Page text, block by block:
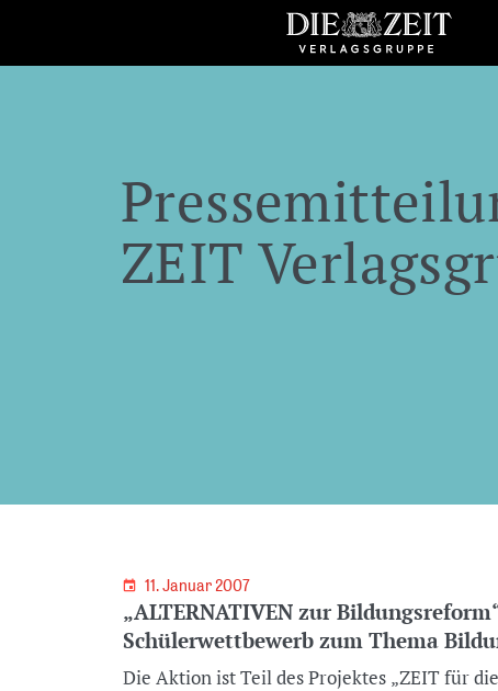
ZEIT
11. Januar 2007
„ALTERNATIVEN zur
Schülerwettbewerb zum Thema
Die Aktion ist Teil des Projektes „ZEIT für